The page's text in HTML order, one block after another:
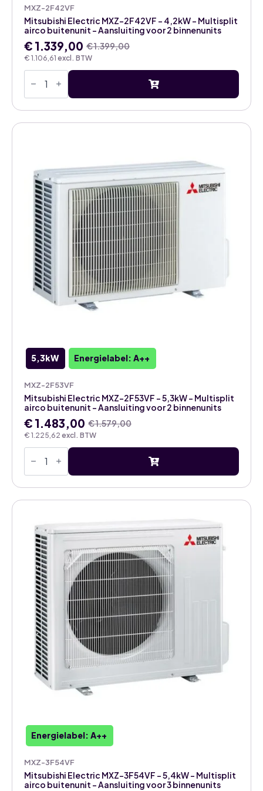
MXZ-2F42VF
€ 1.106,61 excl. BTW
Mitsubishi Electric MXZ-2F42VF – 4,2kW – Multisplit
airco buitenunit – Aansluiting voor 2 binnenunits
€1.399,00
Oorspronkelijke
prijs
was:
€ 1.399,00.
€ 1.339,00
Huidige
prijs
€ 1.339,00.
Mitsubishi
Electric
2F42VF
-
4,2kW
Aansluiting
voor
binnenunits
aantal
5,3kW Energielabel: A++
MXZ-2F53VF
€ 1.225,62 excl. BTW
Mitsubishi Electric MXZ-2F53VF – 5,3kW – Multisplit
airco buitenunit – Aansluiting voor 2 binnenunits
€1.579,00
Oorspronkelijke
prijs
was:
€ 1.579,00.
€ 1.483,00
Huidige
prijs
€ 1.483,00.
Mitsubishi
Electric
2F53VF
-
5,3kW
airco
buitenunit
Aansluiting
voor
binnenunits
aantal
Energielabel: A++
MXZ-3F54VF
Mitsubishi Electric MXZ-3F54VF – 5,4kW – Multisplit
airco buitenunit – Aansluiting voor 3 binnenunits